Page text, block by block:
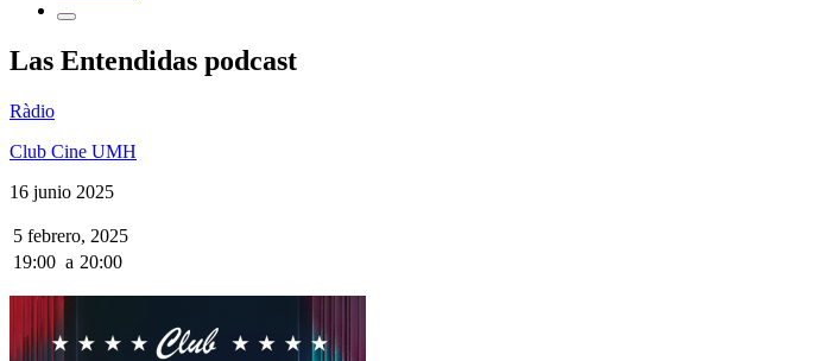
Las Entendidas podcast
Ràdio
Club Cine UMH
16 junio 2025
5 febrero, 2025
19:00 a 20:00